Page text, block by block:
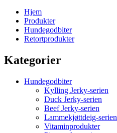
Hjem
Produkter
Hundegodbiter
Retortprodukter
Kategorier
Hundegodbiter
Kylling Jerky-serien
Duck Jerky-serien
Beef Jerky-serien
Lammekjøttdeig-serien
Vitaminprodukter